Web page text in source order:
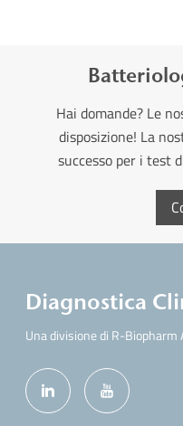
Hai domande? Le
disposizione! La
successo per i test
Diagnostica
Una divisione di R-Biopharm